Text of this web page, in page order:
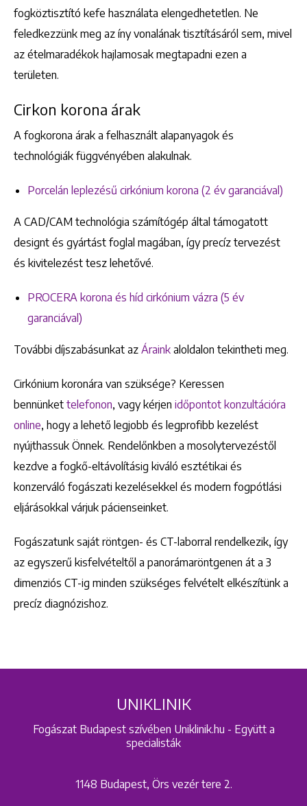
fogköztisztító kefe használata elengedhetetlen. Ne
feledkezzünk meg az íny vonalának tisztításáról sem, mivel
az ételmaradékok hajlamosak megtapadni ezen a
területen.
Cirkon korona árak
A fogkorona árak a felhasznált alapanyagok és
technológiák függvényében alakulnak.
Porcelán leplezésű cirkónium korona (2 év garanciával)
A CAD/CAM technológia számítógép által támogatott
designt és gyártást foglal magában, így precíz tervezést
és kivitelezést tesz lehetővé.
PROCERA korona és híd cirkónium vázra (5 év
garanciával)
További díjszabásunkat az Áraink aloldalon tekintheti meg.
Cirkónium koronára van szüksége? Keressen
bennünket telefonon, vagy kérjen időpontot konzultációra
online, hogy a lehető legjobb és legprofibb kezelést
nyújthassuk Önnek. Rendelőnkben a mosolytervezéstől
kezdve a fogkő-eltávolításig kiváló esztétikai és
konzerváló fogászati kezelésekkel és modern fogpótlási
eljárásokkal várjuk pácienseinket.
Fogászatunk saját röntgen- és CT-laborral rendelkezik, így
az egyszerű kisfelvételtől a panorámaröntgenen át a 3
dimenziós CT-ig minden szükséges felvételt elkészítünk a
precíz diagnózishoz.
UNIKLINIK
Fogászat Budapest szívében Uniklinik.hu - Együtt a
specialisták
1148 Budapest, Örs vezér tere 2.